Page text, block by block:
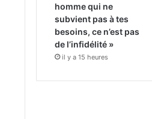
homme qui ne
subvient pas à tes
besoins, ce n’est pas
de l’infidélité »
il y a 15 heures